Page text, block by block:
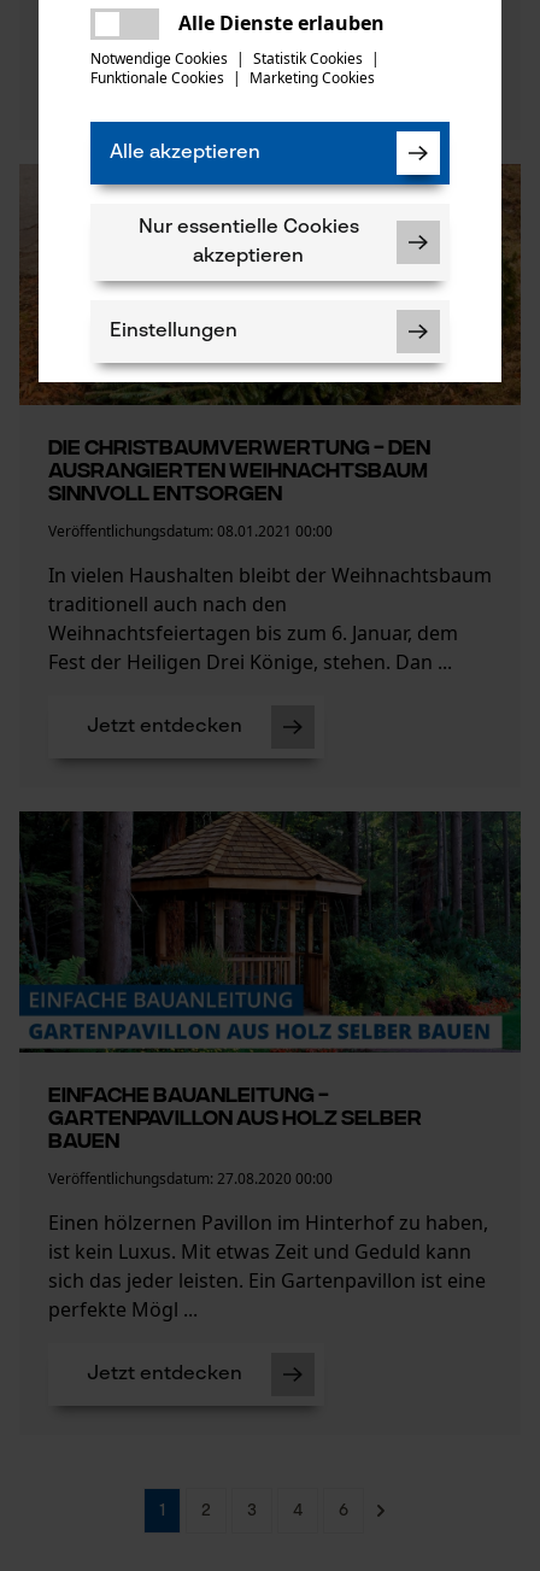
einer syste ...
Jetzt entdecken
Die Christbaumverwertung - Den
ausrangierten Weihnachtsbaum
sinnvoll entsorgen
Veröffentlichungsdatum: 08.01.2021 00:00
In vielen Haushalten bleibt der Weihnachtsbaum
traditionell auch nach den
Weihnachtsfeiertagen bis zum 6. Januar, dem
Fest der Heiligen Drei Könige, stehen. Dan ...
Jetzt entdecken
Einfache Bauanleitung -
Gartenpavillon aus Holz selber
bauen
Veröffentlichungsdatum: 27.08.2020 00:00
Einen hölzernen Pavillon im Hinterhof zu haben,
ist kein Luxus. Mit etwas Zeit und Geduld kann
sich das jeder leisten. Ein Gartenpavillon ist eine
perfekte Mögl ...
Jetzt entdecken
1 2 3 4 6
Alle Dienste erlauben
Notwendige Cookies | Statistik Cookies |
Funktionale Cookies | Marketing Cookies
Alle akzeptieren
Nur essentielle Cookies
akzeptieren
Einstellungen
Notwendige Cookies
Prüfung setzen von Cookies
Speichern der Auswahl zur
Statistik Cookies
Econda Analytics
Mouseflow Web Analytics Tool
Fact-Finder Tracking
Funktionale Cookies
Loop54 Personalization
Gespeicherter Warenkorb
Persönliche Begrüßung
Es ist ein Fehler aufgetreten. Bitte
versuchen Sie es erneut.
mail